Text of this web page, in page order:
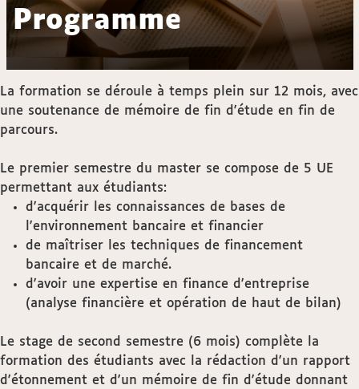
Programme
La formation se déroule à temps plein sur 12 mois, avec
une soutenance de mémoire de fin d'étude en fin de
parcours.
Le premier semestre du master se compose de 5 UE
permettant aux étudiants:
d'acquérir les connaissances de bases de
l'environnement bancaire et financier
de maîtriser les techniques de financement
bancaire et de marché.
d'avoir une expertise en finance d'entreprise
(analyse financière et opération de haut de bilan)
Le stage de second semestre (6 mois) complète la
formation des étudiants avec la rédaction d'un rapport
d'étonnement et d'un mémoire de fin d'étude donnant